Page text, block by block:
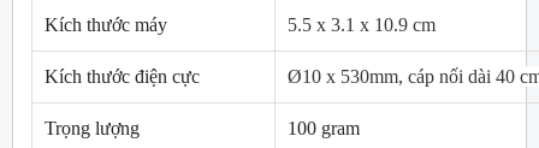
Kích thước máy 5.5 x 3.1 x 10.9 cm
Kích thước điện cực Ø10 x 530mm, cáp nối dài 40
Trọng lượng 100 gram